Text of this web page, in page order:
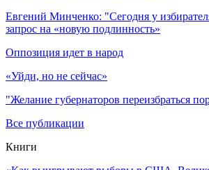
Евгений Минченко: "Сегодня у
запрос на «новую подлинность»
Оппозиция идет в народ
«Уйди, но не сейчас»
"Желание губернаторов переизбраться
Все публикации
Книги